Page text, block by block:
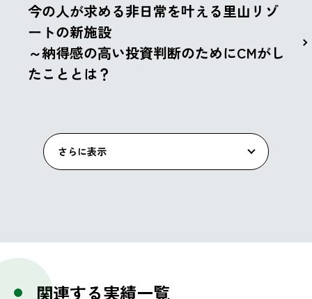
今の人が求める非日常を叶える里山リゾ
ートの新施設
～納得感の高い投資判断のためにCMがし
たこととは？
さらに表示
関連する実績一覧